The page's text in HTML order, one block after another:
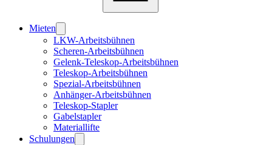
Mieten
LKW-Arbeitsbühnen
Scheren-Arbeitsbühnen
Gelenk-Teleskop-Arbeitsbühnen
Teleskop-Arbeitsbühnen
Spezial-Arbeitsbühnen
Anhänger-Arbeitsbühnen
Teleskop-Stapler
Gabelstapler
Materiallifte
Schulungen